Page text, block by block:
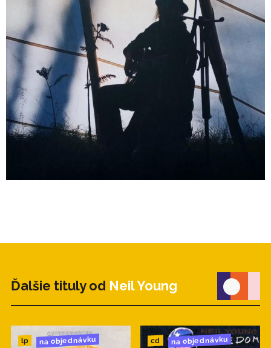
Ďalšie tituly od Neil Young
lp na objednávku cd na objednávku